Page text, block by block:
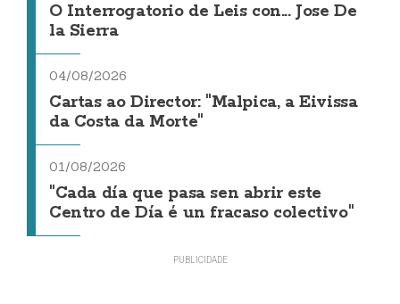
O Interrogatorio de Leis con... Jose De
la Sierra
04/08/2026
Cartas ao Director: "Malpica, a Eivissa
da Costa da Morte"
01/08/2026
"Cada día que pasa sen abrir este
Centro de Día é un fracaso colectivo"